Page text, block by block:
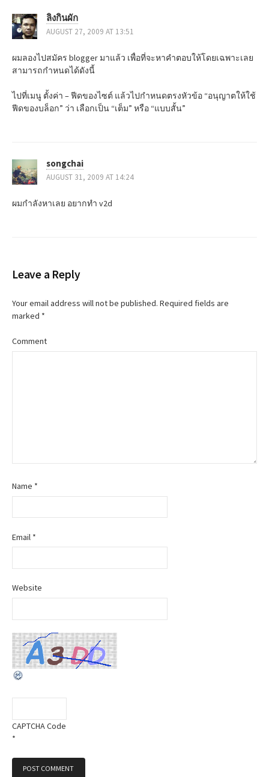
ลิงกินผัก
AUGUST 27, 2009 AT 13:51
ผมลองไปสมัคร blogger มาแล้ว เพื่อที่จะหาคำตอบให้โดยเฉพาะเลย
สามารถกำหนดได้ดังนี้
ไปที่เมนู ตั้งค่า – ฟีดของไซต์ แล้วไปกำหนดตรงหัวข้อ “อนุญาตให้ใช้
ฟีดของบล็อก” ว่า เลือกเป็น “เต็ม” หรือ “แบบสั้น”
songchai
AUGUST 31, 2009 AT 14:24
ผมกำลังหาเลย อยากทำ v2d
Leave a Reply
Your email address will not be published. Required fields are
marked *
Comment
Name *
Email *
Website
CAPTCHA Code
*